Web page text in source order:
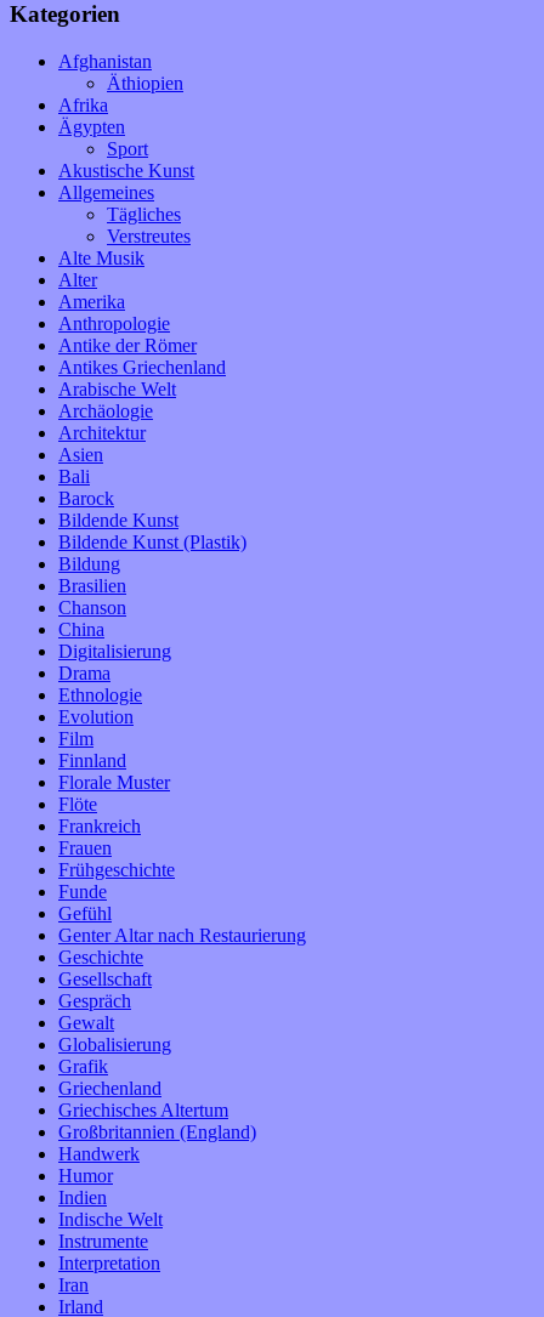
Kategorien
Afghanistan
Äthiopien
Afrika
Ägypten
Sport
Akustische Kunst
Allgemeines
Tägliches
Verstreutes
Alte Musik
Alter
Amerika
Anthropologie
Antike der Römer
Antikes Griechenland
Arabische Welt
Archäologie
Architektur
Asien
Bali
Barock
Bildende Kunst
Bildende Kunst (Plastik)
Bildung
Brasilien
Chanson
China
Digitalisierung
Drama
Ethnologie
Evolution
Film
Finnland
Florale Muster
Flöte
Frankreich
Frauen
Frühgeschichte
Funde
Gefühl
Genter Altar nach Restaurierung
Geschichte
Gesellschaft
Gespräch
Gewalt
Globalisierung
Grafik
Griechenland
Griechisches Altertum
Großbritannien (England)
Handwerk
Humor
Indien
Indische Welt
Instrumente
Interpretation
Iran
Irland